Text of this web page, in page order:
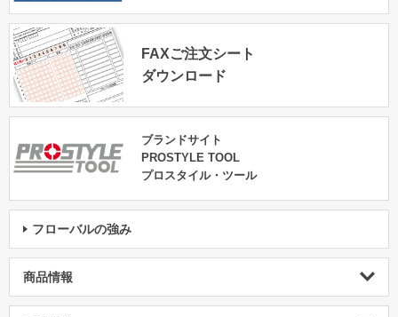
FAXご注文シート
ダウンロード
ブランドサイト
PROSTYLE TOOL
プロスタイル・ツール
フローバルの強み
商品情報